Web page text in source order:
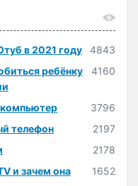
в 2021 году
4843
ребёнку
4160
компьютер
3796
телефон
2197
2178
и зачем она
1652